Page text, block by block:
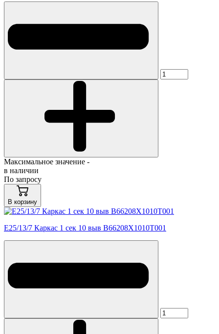
Максимальное значение -
в наличии
По запросу
В корзину
E25/13/7 Каркас 1 сек 10 выв B66208X1010T001